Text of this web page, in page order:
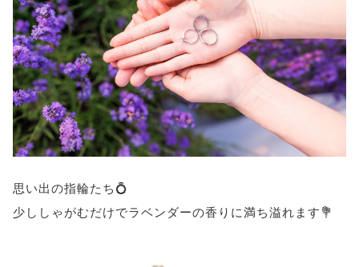
思い出の指輪たち💍
少ししゃがむだけでラベンダーの香りに満ち溢れます💐